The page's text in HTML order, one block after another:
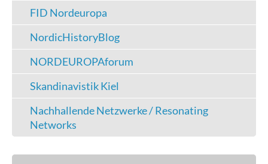
FID Nordeuropa
NordicHistoryBlog
NORDEUROPAforum
Skandinavistik Kiel
Nachhallende Netzwerke / Resonating
Networks